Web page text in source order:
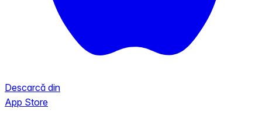
Descarcă din
App Store